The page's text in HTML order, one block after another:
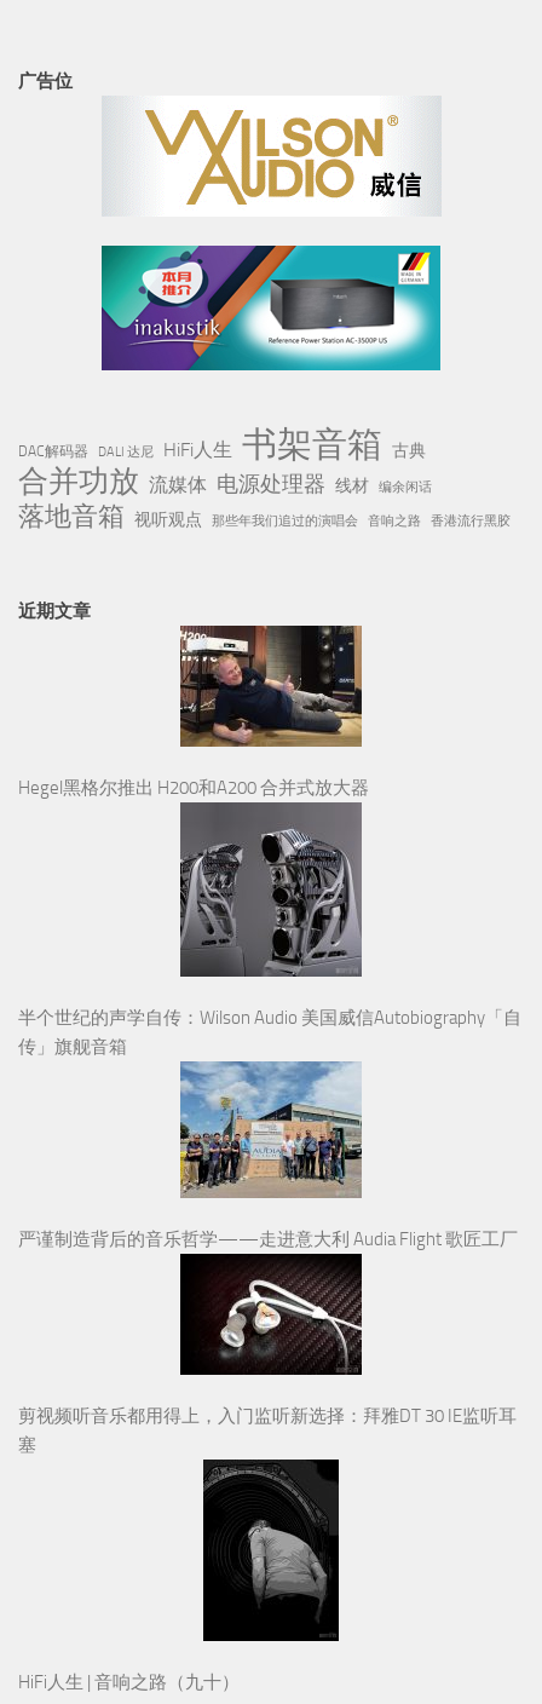
广告位
DAC解码器 DALI 达尼 HiFi人生 书架音箱 古典
合并功放 流媒体 电源处理器 线材 编余闲话
落地音箱 视听观点 那些年我们追过的演唱会 音响之路 香港流行黑胶
近期文章
Hegel黑格尔推出 H200和A200 合并式放大器
半个世纪的声学自传：Wilson Audio 美国威信Autobiography「自
传」旗舰音箱
严谨制造背后的音乐哲学——走进意大利 Audia Flight 歌匠工厂
剪视频听音乐都用得上，入门监听新选择：拜雅DT 30 IE监听耳
塞
HiFi人生 | 音响之路（九十）